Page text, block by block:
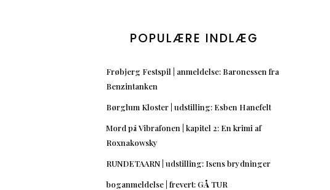
POPULÆRE INDLÆG
Frøbjerg Festspil | anmeldelse: Baronessen fra
Benzintanken
Børglum Kloster | udstilling: Esben Hanefelt
Mord på Vibrafonen | kapitel 2: En krimi af
Roxnakowsky
RUNDETAARN | udstilling: Isens brydninger
boganmeldelse | frevert: GÅ TUR